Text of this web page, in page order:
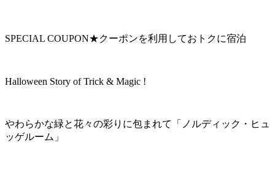
SPECIAL COUPON★クーポンを利用しておトクに宿泊
Halloween Story of Trick & Magic !
やわらかな緑と花々の彩りに包まれて「ノルディック・ヒュ
ッゲルーム」